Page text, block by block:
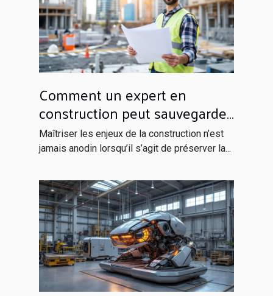
Comment un expert en
construction peut sauvegarder
votre investissement ?
Maîtriser les enjeux de la construction n’est
jamais anodin lorsqu’il s’agit de préserver la...